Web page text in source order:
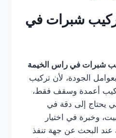
شبرات في
شبرات في راس الخيمة
الجودة، لأن تركيب
أعمدة وسقف فقط،
يحتاج إلى دقة في
وخبرة في اختيار
عند البحث عن جهة تنفذ